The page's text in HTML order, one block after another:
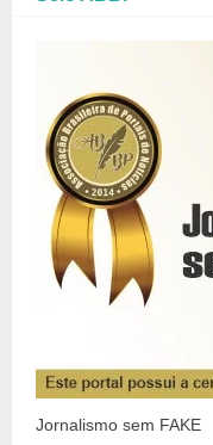
Jornalismo sem FAKE